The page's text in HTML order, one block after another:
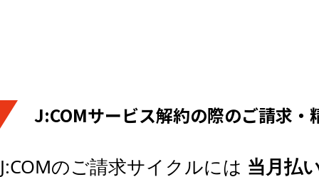
J:COMサービス解約の際のご請求・
J:COMのご請求サイクルには 当月払